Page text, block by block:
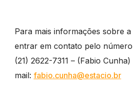
Para mais informações sobre
entrar em contato pelo
(21) 2622-7311 – (Fabio
mail: fabio.cunha@estacio.br